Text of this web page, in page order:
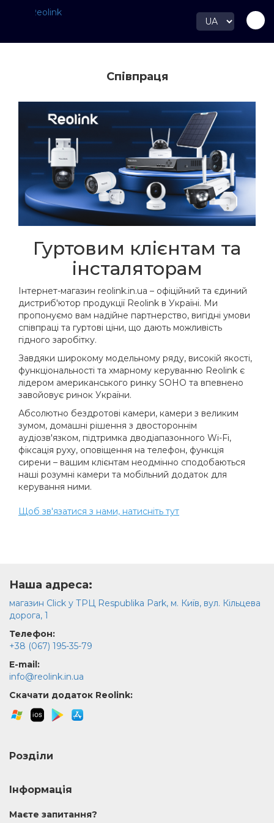
Спiвпраця
Гуртовим клієнтам та
інсталяторам
Інтернет-магазин reolink.in.ua – офіційний та єдиний
дистриб'ютор продукції Reolink в Україні. Ми
пропонуємо вам надійне партнерство, вигідні умови
співпраці та гуртові ціни, що дають можливість
гідного заробітку.
Завдяки широкому модельному ряду, високій якості,
функціональності та хмарному керуванню Reolink є
лідером американського ринку SOHO та впевнено
завойовує ринок України.
Абсолютно бездротові камери, камери з великим
зумом, домашні рішення з двостороннім
аудіозв'язком, підтримка дводіапазонного Wi-Fi,
фіксація руху, оповіщення на телефон, функція
сирени – вашим клієнтам неодмінно сподобаються
наші розумні камери та мобільний додаток для
керування ними.
Щоб зв'язатися з нами, натисніть тут
Наша адреса:
магазин Click у ТРЦ Respublika Park, м. Київ, вул. Кільцева
дорога, 1
Телефон:
+38 (067) 195-35-79
E-mail:
info@reolink.in.ua
Скачати додаток Reolink:
Розділи
Інформація
Маєте запитання?